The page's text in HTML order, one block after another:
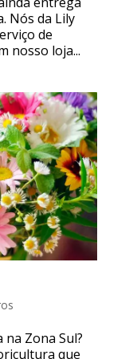
Nós da Lily
de
nosso loja...
Zona Sul?
que